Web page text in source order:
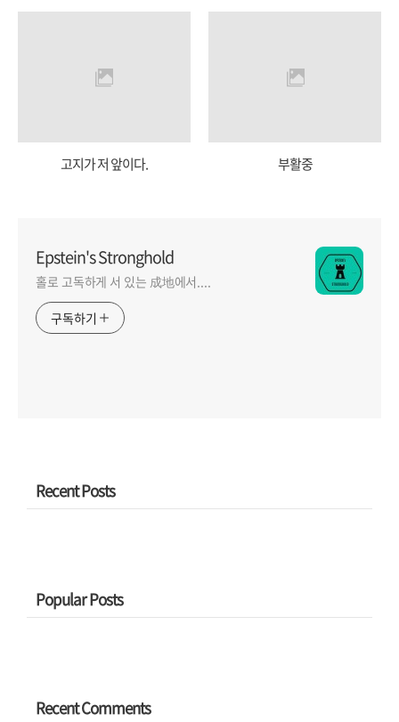
고지가 저 앞이다. 부활중
Epstein's Stronghold
홀로 고독하게 서 있는 成地에서....
구독하기
Recent Posts
Popular Posts
Recent Comments